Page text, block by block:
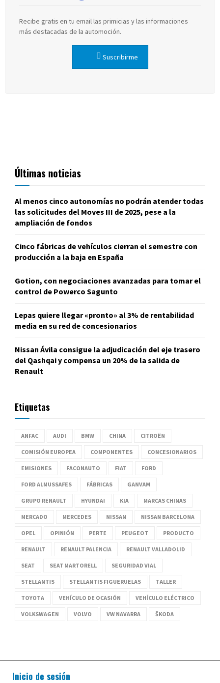
Recibe gratis en tu email las primicias y las informaciones
más destacadas de la automoción.
Suscribirme
Últimas noticias
Al menos cinco autonomías no podrán atender todas
las solicitudes del Moves III de 2025, pese a la
ampliación de fondos
Cinco fábricas de vehículos cierran el semestre con
producción a la baja en España
Gotion, con negociaciones avanzadas para tomar el
control de Powerco Sagunto
Lepas quiere llegar «pronto» al 3% de rentabilidad
media en su red de concesionarios
Nissan Ávila consigue la adjudicación del eje trasero
del Qashqai y compensa un 20% de la salida de
Renault
Etiquetas
ANFAC AUDI BMW CHINA CITROËN
COMISIÓN EUROPEA COMPONENTES CONCESIONARIOS
EMISIONES FACONAUTO FIAT FORD
FORD ALMUSSAFES FÁBRICAS GANVAM
GRUPO RENAULT HYUNDAI KIA MARCAS CHINAS
MERCADO MERCEDES NISSAN NISSAN BARCELONA
OPEL OPINIÓN PERTE PEUGEOT PRODUCTO
RENAULT RENAULT PALENCIA RENAULT VALLADOLID
SEAT SEAT MARTORELL SEGURIDAD VIAL
STELLANTIS STELLANTIS FIGUERUELAS TALLER
TOYOTA VEHÍCULO DE OCASIÓN VEHÍCULO ELÉCTRICO
VOLKSWAGEN VOLVO VW NAVARRA ŠKODA
Inicio de sesión